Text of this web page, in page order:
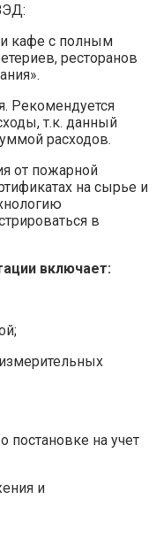
и кафе с полным
ресторанов
Рекомендуется
т.к. данный
расходов.
от пожарной
на сырье и
в
включает:
постановке на учет
и